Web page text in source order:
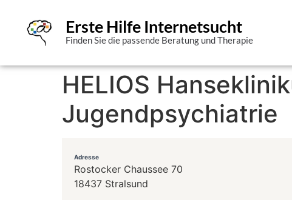
Erste Hilfe Internetsucht
Finden Sie die passende Beratung und Therapie
HELIOS
Jugendpsychiatrie
Adresse
Rostocker Chaussee 70
18437 Stralsund